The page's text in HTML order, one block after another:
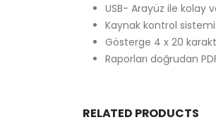
USB- Arayüz ile kolay
Kaynak kontrol sistemi
Gösterge 4 x 20
Raporları doğrudan
RELATED PRODUCTS